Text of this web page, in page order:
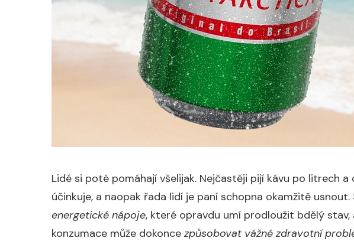
Lidé si poté pomáhají všelijak. Nejčastěji pijí kávu po litrech
účinkuje, a naopak řada lidí je paní schopna okamžitě
energetické nápoje, které opravdu umí prodloužit bdělý stav,
konzumace může dokonce způsobovat vážné zdravotní